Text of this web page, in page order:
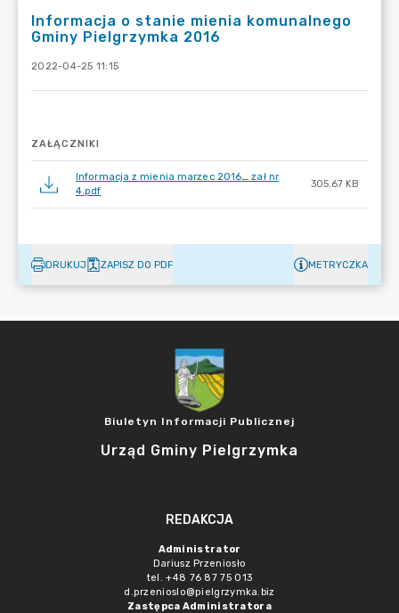
Informacja o stanie mienia komunalnego
Gminy Pielgrzymka 2016
2022-04-25 11:15
ZAŁĄCZNIKI
Informacja z mienia marzec 2016_ zał nr
4.pdf
305.67 KB
DRUKUJ ZAPISZ DO PDF METRYCZKA
Biuletyn Informacji Publicznej
Urząd Gminy Pielgrzymka
REDAKCJA
Administrator
Dariusz Przeniosło
tel. +48 76 87 75 013
d.przenioslo@pielgrzymka.biz
Zastępca Administratora